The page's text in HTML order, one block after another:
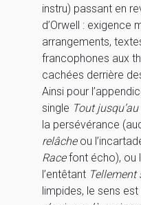
instru) passant en
d’Orwell : exigence
arrangements,
francophones aux
cachées derrière
Ainsi pour
single Tout
la persévérance
relâcheou
Racefont écho), ou
l’entêtant Tellement
limpides, le sens